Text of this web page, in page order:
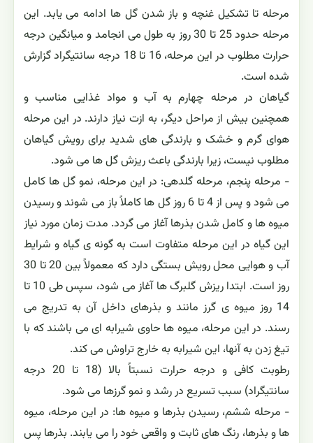
مرحله تا تشکیل غنچه و باز شدن گل ها ادامه می یابد. این
مرحله حدود 25 تا 30 روز به طول می انجامد و میانگین درجه
حرارت مطلوب در این مرحله، 16 تا 18 درجه سانتیگراد گزارش
شده است.
گیاهان در مرحله چهارم به آب و مواد غذایی مناسب و
همچنین بیش از مراحل دیگر، به ازت نیاز دارند. در این مرحله
هوای گرم و خشک و بارندگی های شدید برای رویش گیاهان
مطلوب نیست، زیرا بارندگی باعث ریزش گل ها می شود.
- مرحله پنجم، مرحله گلدهی: در این مرحله، نمو گل ها کامل
می شود و پس از 4 تا 6 روز گل ها کاملاً باز می شوند و رسیدن
میوه ها و کامل شدن بذرها آغاز می گردد. مدت زمان مورد نیاز
این گیاه در این مرحله متفاوت است به گونه ی گیاه و شرایط
آب و هوایی محل رویش بستگی دارد که معمولاً بین 20 تا 30
روز است. ابتدا ریزش گلبرگ ها آغاز می شود، سپس طی 10 تا
14 روز میوه ی گرز مانند و بذرهای داخل آن به تدریج می
رسند. در این مرحله، میوه ها حاوی شیرابه ای می باشند که با
تیغ زدن به آنها، این شیرابه به خارج تراوش می کند.
رطوبت کافی و درجه حرارت نسبتاً بالا (18 تا 20 درجه
سانتیگراد) سبب تسریع در رشد و نمو گرزها می شود.
- مرحله ششم، رسیدن بذرها و میوه ها: در این مرحله، میوه
ها و بذرها، رنگ های ثابت و واقعی خود را می یابند. بذرها پس